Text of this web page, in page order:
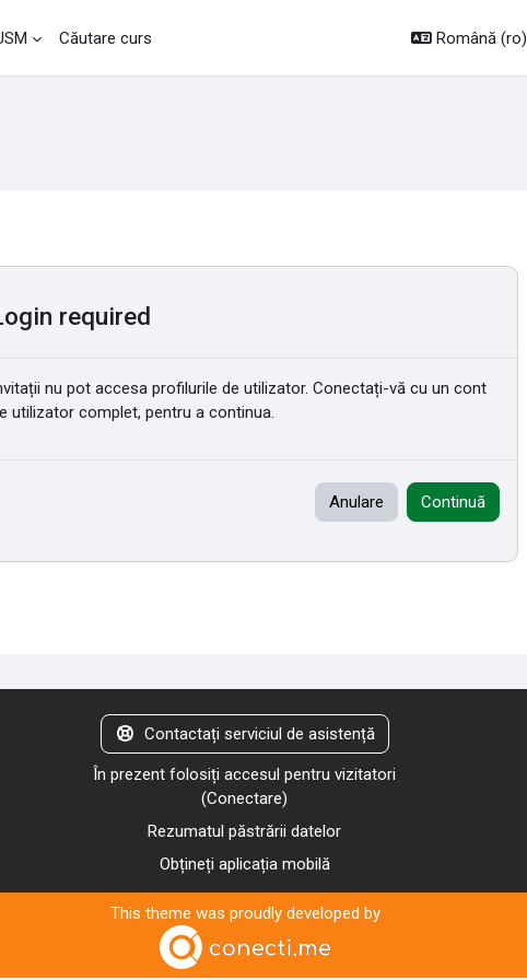
Căutare curs Română ‎(ro)‎
required
nu pot accesa profilurile de utilizator. Conectați-vă cu un cont
utilizator complet, pentru a continua.
Anulare Continuă
Contactați serviciul de asistență
În prezent folosiți accesul pentru vizitatori
(Conectare)
Rezumatul păstrării datelor
Obțineți aplicația mobilă
This theme was proudly developed by